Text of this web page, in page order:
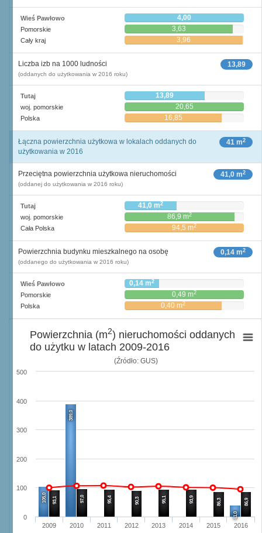
Wieś Pawłowo 4,00
Pomorskie 3,63
Cały kraj 3,96
13,89
Liczba izb na 1000 ludności
(oddanych do użytkowania w 2016 roku)
Tutaj 13,89
woj. pomorskie 20,65
Polska 16,85
41 m2
Łączna powierzchnia użytkowa w lokalach oddanych do
użytkowania w 2016
41,0 m2
Przeciętna powierzchnia użytkowa nieruchomości
(oddanej do użytkowania w 2016 roku)
Tutaj 41,0 m2
woj. pomorskie 86,9 m2
Cała Polska 94,5 m2
0,14 m2
Powierzchnia budynku mieszkalnego na osobę
(oddanego do użytkowania w 2016 roku)
Wieś Pawłowo 0,14 m2
Pomorskie 0,49 m2
Polska 0,40 m2
(Źródło: GUS)
105,0
389,0
41,0
93,1 97,0 95,4 90,3 95,1 93,9 86,3 86,9
2009 2010 2011 2012 2013 2014 2015 2016
0
100
200
300
400
500
Powierzchnia (m2) nieruchomości oddanych
do użytku w latach 2009-2016